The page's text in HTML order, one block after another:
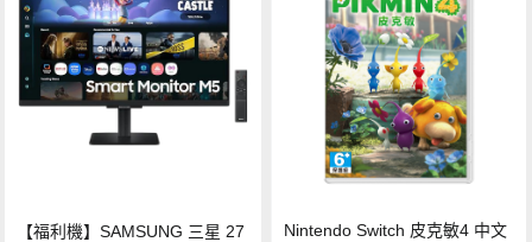
【福利機】SAMSUNG 三星 27
Nintendo Switch 皮克敏4 中文